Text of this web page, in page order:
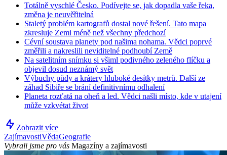
Totálně vyschlé Česko. Podívejte se, jak dopadla vaše řeka,
změna je neuvěřitelná
Staletý problém kartografů dostal nové řešení. Tato mapa
zkresluje Zemi méně než všechny předchozí
Cévní soustava planety pod našima nohama. Vědci poprvé
změřili a nakreslili neviditelné podhoubí Země
Na satelitním snímku si všiml podivného zeleného flíčku a
objevil dosud neznámý svět
Výbuchy půdy a krátery hluboké desítky metrů. Další ze
záhad Sibiře se brání definitivnímu odhalení
Planeta rozťatá na oheň a led. Vědci našli místo, kde v utajení
může vzkvétat život
Zobrazit více
ZajímavostiVědaGeografie
Vybrali jsme pro vás Magazíny a zajímavosti